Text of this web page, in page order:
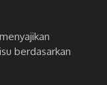
berdasarkan